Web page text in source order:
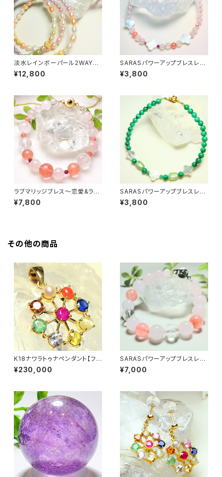
淡水レインボーパール2WAYネ
ックレス&ブレスレット〜全体運
アップ〜
¥12,800
SARASパワーアップブレスレッ
ト
¥3,800
ラブマリッジブレス〜恋愛&ラブ
運アップ〜
¥7,800
SARASパワーアップブレスレッ
ト
¥3,800
その他の商品
K18ナワラトゥナペンダント【フラ
ワー】
¥230,000
SARASパワーアップブレスレッ
ト
¥7,000